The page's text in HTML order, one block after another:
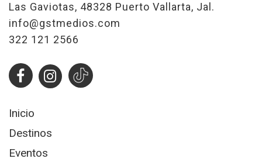
Las Gaviotas, 48328 Puerto Vallarta, Jal.
info@gstmedios.com
322 121 2566
Inicio
Destinos
Eventos